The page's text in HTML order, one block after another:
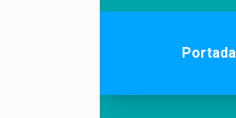
Portada